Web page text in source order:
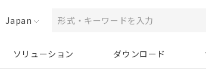
Japan
ソリューション ダウンロード